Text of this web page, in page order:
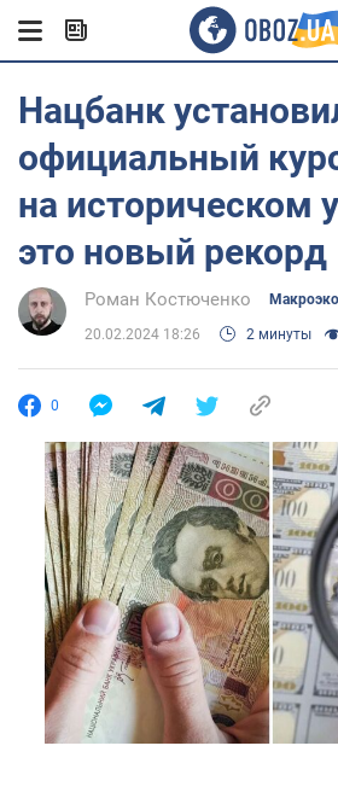
Нацбанк
официальный
на историческом
это новый рекорд
Роман Костюченко
20.02.2024 18:26 2 минуты
0